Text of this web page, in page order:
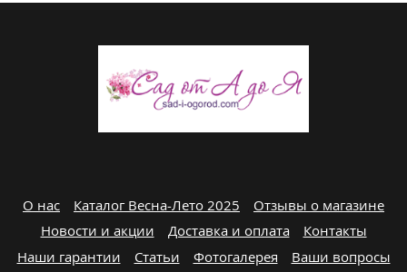
О нас Каталог Весна-Лето 2025
Отзывы о магазине
Новости и акции
Доставка и оплата
Контакты
Наши гарантии
Статьи Фотогалерея
Ваши вопросы